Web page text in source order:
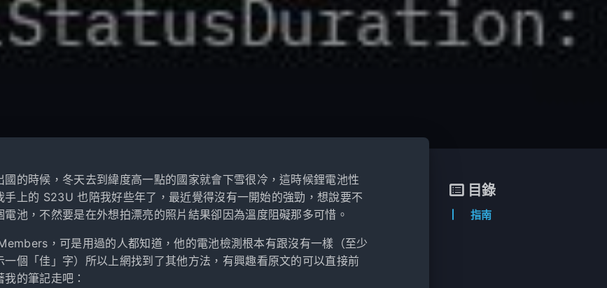
國的時候，冬天去到緯度高一點的國家就會下雪很冷，這時候鋰電池性
手上的 S23U 也陪我好些年了，最近覺得沒有一開始的強勁，想說要不
電池，不然要是在外想拍漂亮的照片結果卻因為溫度阻礙那多可惜。
，可是用過的人都知道，他的電池檢測根本有跟沒有一樣（至少
一個「佳」字）所以上網找到了其他方法，有興趣看原文的可以直接前
的筆記走吧：
目錄
指南